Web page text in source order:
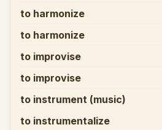
to harmonize
to harmonize
to improvise
to improvise
to instrument (music)
to instrumentalize